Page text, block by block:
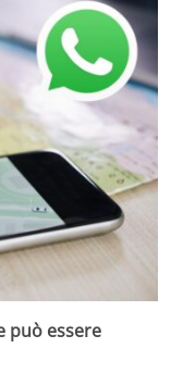
può essere